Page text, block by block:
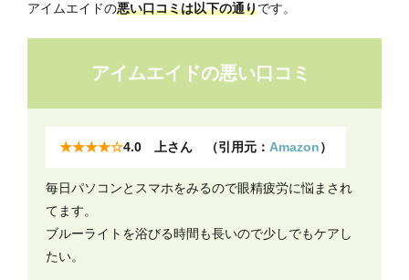
アイムエイドの悪い口コミは以下の通りです。
アイムエイドの悪い口コミ
★★★★☆4.0 上さん （引用元： Amazon）
毎日パソコンとスマホをみるので眼精疲労に悩まされ
てます。
ブルーライトを浴びる時間も長いので少しでもケアし
たい。